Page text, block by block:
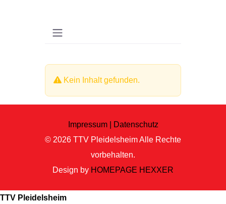
Kein Inhalt gefunden.
Impressum |
Datenschutz
© 2026 TTV PleidelsheimAlle Rechte
vorbehalten.
Design by HOMEPAGE HEXXER
TTV Pleidelsheim